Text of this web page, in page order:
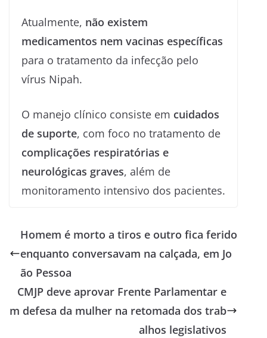
Atualmente, não existem
medicamentos nem vacinas específicas
para o tratamento da infecção pelo
vírus Nipah.
O manejo clínico consiste em cuidados
de suporte, com foco no tratamento de
complicações respiratórias e
neurológicas graves, além de
monitoramento intensivo dos pacientes.
Homem é morto a tiros e outro fica ferido
enquanto conversavam na calçada, em Jo
ão Pessoa
CMJP deve aprovar Frente Parlamentar e
m defesa da mulher na retomada dos trab
alhos legislativos